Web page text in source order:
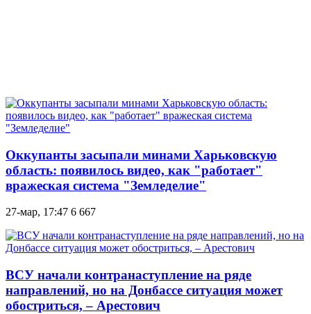
Оккупанты засыпали минами Харьковскую
область: появилось видео, как "работает"
вражеская система "Земледелие"
27-мар, 17:47 6 667
ВСУ начали контранаступление на ряде
направлений, но на Донбассе ситуация может
обостриться, – Арестович